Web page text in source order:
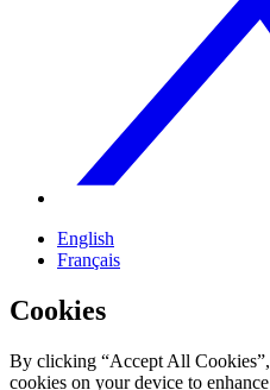
English
Français
Cookies
By clicking “Accept All
cookies on your device to